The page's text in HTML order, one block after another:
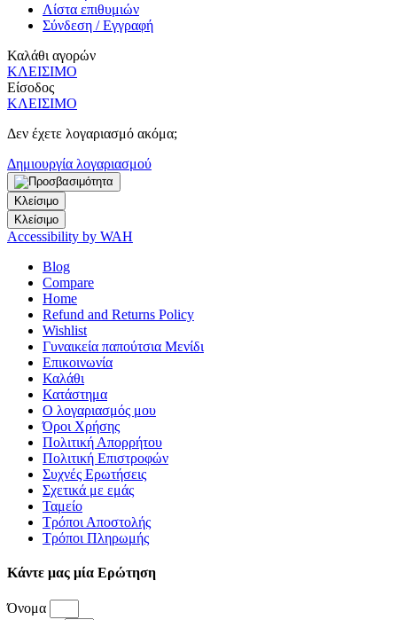
Λίστα επιθυμιών
Σύνδεση / Εγγραφή
Καλάθι αγορών
ΚΛΕΙΣΙΜΟ
Είσοδος
ΚΛΕΙΣΙΜΟ
Δεν έχετε λογαριασμό ακόμα;
Δημιουργία λογαριασμού
Κλείσιμο
Κλείσιμο
Accessibility by WAH
Blog
Compare
Home
Refund and Returns Policy
Wishlist
Γυναικεία παπούτσια Μενίδι
Επικοινωνία
Καλάθι
Κατάστημα
Ο λογαριασμός μου
Όροι Χρήσης
Πολιτική Απορρήτου
Πολιτική Επιστροφών
Συχνές Ερωτήσεις
Σχετικά με εμάς
Ταμείο
Τρόποι Αποστολής
Τρόποι Πληρωμής
Κάντε μας μία Ερώτηση
Όνομα